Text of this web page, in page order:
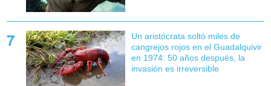
Un aristócrata soltó miles de
cangrejos rojos en el Guadalquivir
en 1974: 50 años después, la
invasión es irreversible